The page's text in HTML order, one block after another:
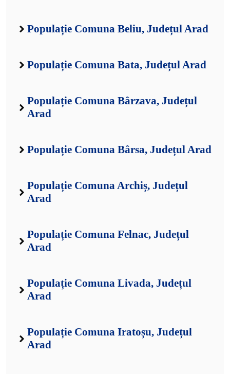
Populație Comuna Beliu, Județul Arad
Populație Comuna Bata, Județul Arad
Populație Comuna Bârzava, Județul
Arad
Populație Comuna Bârsa, Județul Arad
Populație Comuna Archiș, Județul
Arad
Populație Comuna Felnac, Județul
Arad
Populație Comuna Livada, Județul
Arad
Populație Comuna Iratoșu, Județul
Arad